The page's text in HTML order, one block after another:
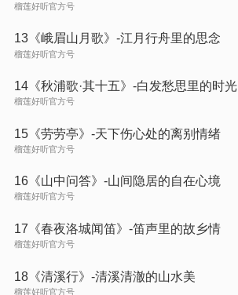
榴莲好听官方号
13《峨眉山月歌》-江月行舟里的思念
榴莲好听官方号
14《秋浦歌·其十五》-白发愁思里的时光
榴莲好听官方号
15《劳劳亭》-天下伤心处的离别情绪
榴莲好听官方号
16《山中问答》-山间隐居的自在心境
榴莲好听官方号
17《春夜洛城闻笛》-笛声里的故乡情
榴莲好听官方号
18《清溪行》-清溪清澈的山水美
榴莲好听官方号